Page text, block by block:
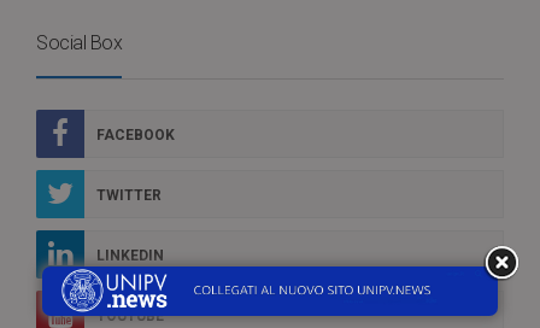
Social Box
FACEBOOK
TWITTER
LINKEDIN
YOUTUBE